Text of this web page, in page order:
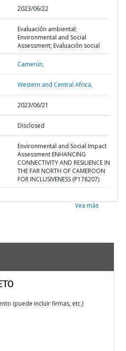
2023/06/22
Evaluación ambiental;
Environmental and Social
Assessment; Evaluación social
Camerún,
Western and Central Africa,
2023/06/21
Disclosed
Environmental and Social Impact
Assessment ENHANCING
CONNECTIVITY AND RESILIENCE IN
THE FAR NORTH OF CAMEROON
FOR INCLUSIVENESS (P178207)
Vea más
(puede incluir firmas, etc.)